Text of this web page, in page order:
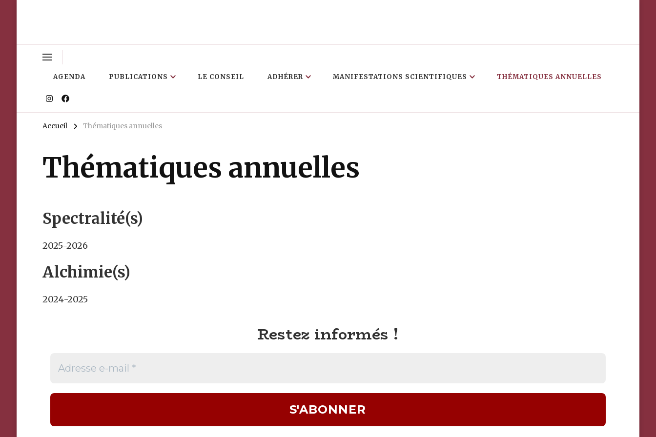
AGENDA PUBLICATIONS LE CONSEIL ADHÉRER MANIFESTATIONS SCIENTIFIQUES THÉMATIQUES ANNUELLES
Accueil Thématiques annuelles
Thématiques annuelles
Spectralité(s)
2025-2026
Alchimie(s)
2024-2025
Restez informés !
e-
*